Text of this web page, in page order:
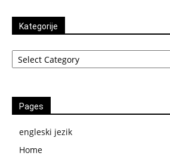
Kategorije
Kategorije
Pages
engleski jezik
Home